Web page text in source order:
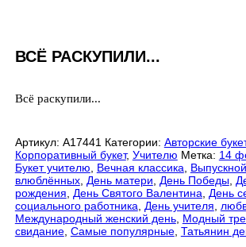
ВСЁ РАСКУПИЛИ...
Всё раскупили...
Артикул: А17441 Категории: Авторские
Корпоративный букет, Учителю Метка: 14
Букет учителю
Вечная классика Выпускной
влюблённых, День матери День Победы,
рождения
День Святого Валентина День
социального работника
День учителя
Международный женский день, Модный
свидание, Самые популярные, Татьянин